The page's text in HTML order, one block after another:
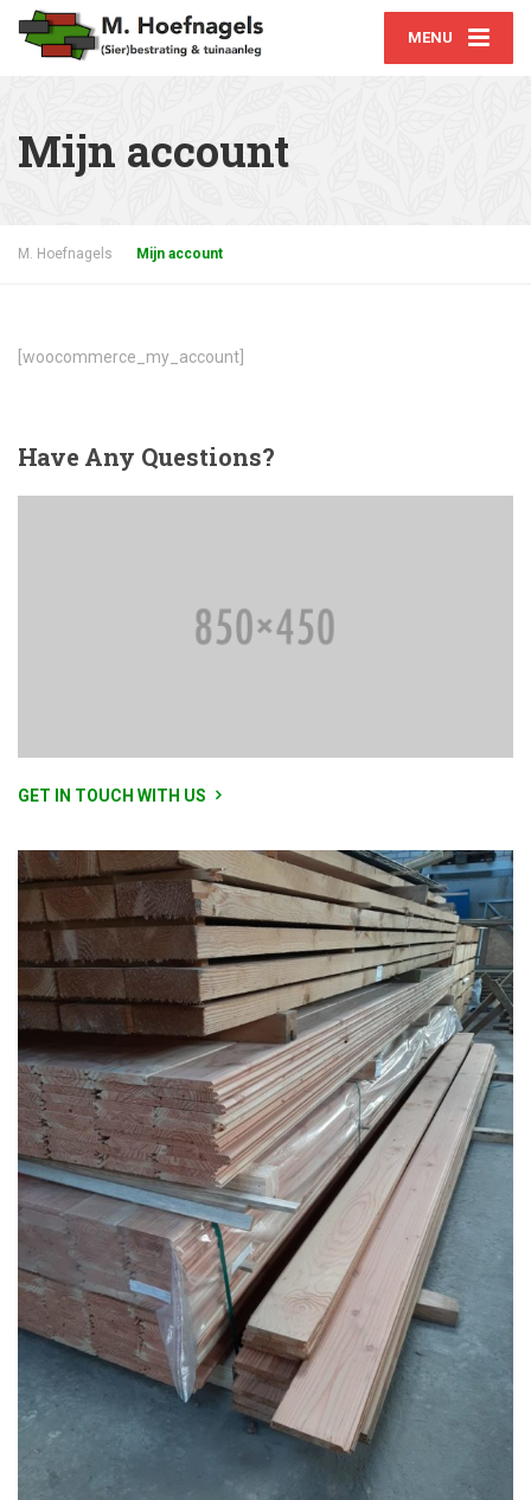
MENU
Mijn account
M. Hoefnagels Mijn account
[woocommerce_my_account]
HaveAny Questions?
GET IN TOUCH WITH US